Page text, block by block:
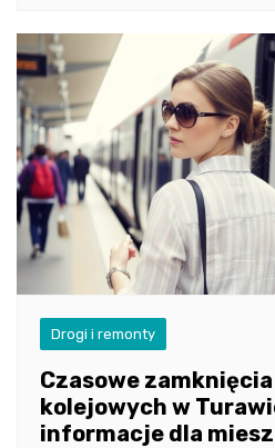
Drogi i remonty
Czasowe
kolejowych w
informacje dla